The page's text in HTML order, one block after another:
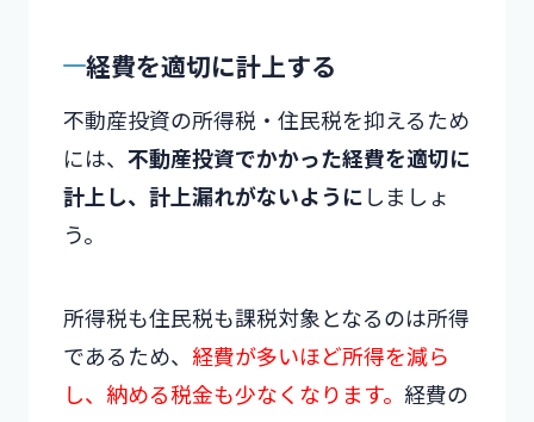
経費を適切に計上する
不動産投資の所得税・住民税を抑えるため
には、 不動産投資でかかった経費を適切に
計上し、計上漏れがないようにしましょ
う。
所得税も住民税も課税対象となるのは所得
であるため、 経費が多いほど所得を減ら
し、納める税金も少なくなります。 経費の